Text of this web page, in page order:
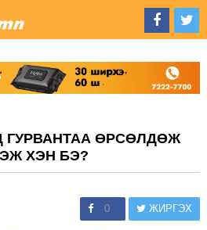
ӨРСӨЛДӨЖ
ХЭН БЭ?
0 ЖИРГЭХ